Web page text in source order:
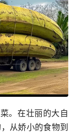
。在壮丽的大自
从娇小的食物到